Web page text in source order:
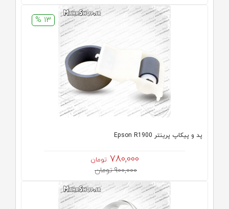
13 %
پد و پیکاپ پرینتر Epson R1900
780,000 تومان
900,000 تومان